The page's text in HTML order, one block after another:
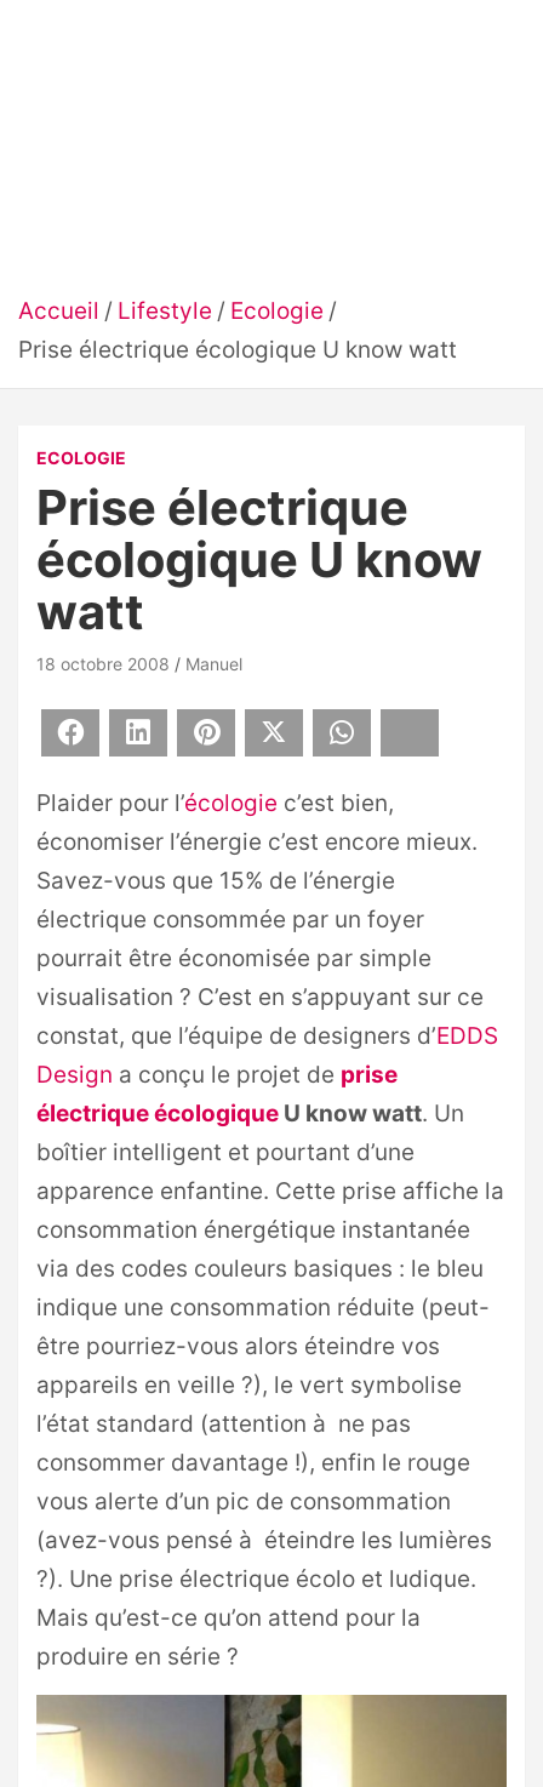
Accueil Lifestyle
Ecologie
Prise électrique écologique U know watt
ECOLOGIE
Prise électrique
écologique U know
watt
18 octobre 2008 Manuel
Facebook LinkedIn Pinterest
Plaider pour l’écologie c’est bien,
économiser l’énergie c’est encore mieux.
Savez-vous que 15% de l’énergie
électrique consommée par un foyer
pourrait être économisée par simple
visualisation ? C’est en s’appuyant sur ce
constat, que l’équipe de designers d’EDDS
Design a conçu le projet de prise
électrique écologique U know watt. Un
boîtier intelligent et pourtant d’une
apparence enfantine. Cette prise affiche la
consommation énergétique instantanée
via des codes couleurs basiques : le bleu
indique une consommation réduite (peut-
être pourriez-vous alors éteindre vos
appareils en veille ?), le vert symbolise
l’état standard (attention à ne pas
consommer davantage !), enfin le rouge
vous alerte d’un pic de consommation
(avez-vous pensé à éteindre les lumières
?). Une prise électrique écolo et ludique.
Mais qu’est-ce qu’on attend pour la
produire en série ?